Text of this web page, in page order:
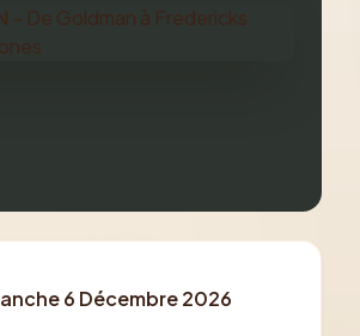
6 Décembre 2026